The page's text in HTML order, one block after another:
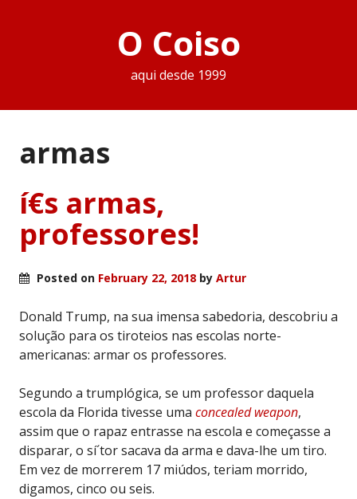
O Coiso
aqui desde 1999
armas
í€s armas,
professores!
Posted on February 22, 2018 by Artur
Donald Trump, na sua imensa sabedoria, descobriu a
solução para os tiroteios nas escolas norte-
americanas: armar os professores.
Segundo a trumplógica, se um professor daquela
escola da Florida tivesse uma concealed weapon,
assim que o rapaz entrasse na escola e começasse a
disparar, o sí´tor sacava da arma e dava-lhe um tiro.
Em vez de morrerem 17 miúdos, teriam morrido,
digamos, cinco ou seis.